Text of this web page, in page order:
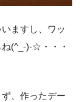
ますし、ワッ
(^_-)-☆・・・
、作ったデー